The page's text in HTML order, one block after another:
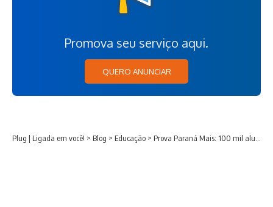
Promova seu serviço aqui.
QUERO ANUNCIAR
Plug | Ligada em você! > Blog > Educação > Prova Paraná Mais: 100 mil alunos da rede estadual se preparam para disputar vagas na UFPR